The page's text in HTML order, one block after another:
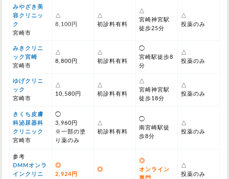
みやざき美
容クリニッ
ク
宮崎市
△
8,100円
△
初診料有料
△
宮崎神宮駅
徒歩25分
△
投薬のみ
みきクリニ
ック宮崎
宮崎市
△
8,800円
△
初診料有料
◯
宮崎駅徒歩8
分
△
投薬のみ
ゆげクリニ
ック
宮崎市
△
10,580円
△
初診料有料
△
宮崎神宮駅
徒歩18分
△
投薬のみ
きくち皮膚
科泌尿器科
クリニック
宮崎市
◯
3,960円
※一部の塗
り薬のみ
△
初診料有料
◯
南宮崎駅徒
歩8分
△
投薬のみ
参考
DMMオンラ
インクリニ
◎
2,924円
◎
◎
オンライン
△
投薬のみ